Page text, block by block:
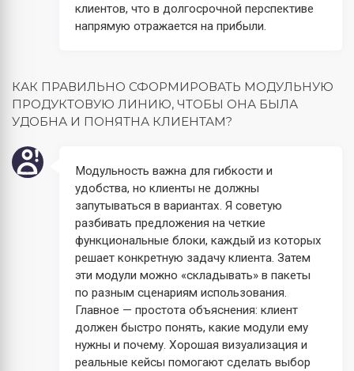
клиентов, что в долгосрочной перспективе
напрямую отражается на прибыли.
КАК ПРАВИЛЬНО СФОРМИРОВАТЬ МОДУЛЬНУЮ
ПРОДУКТОВУЮ ЛИНИЮ, ЧТОБЫ ОНА БЫЛА
УДОБНА И ПОНЯТНА КЛИЕНТАМ?
Модульность важна для гибкости и
удобства, но клиенты не должны
запутываться в вариантах. Я советую
разбивать предложения на четкие
функциональные блоки, каждый из которых
решает конкретную задачу клиента. Затем
эти модули можно «складывать» в пакеты
по разным сценариям использования.
Главное — простота объяснения: клиент
должен быстро понять, какие модули ему
нужны и почему. Хорошая визуализация и
реальные кейсы помогают сделать выбор